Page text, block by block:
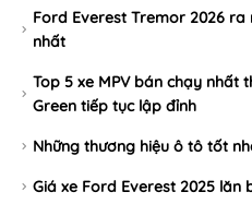
Ford Everest Tremor 2026
nhất
Top 5 xe MPV bán chạy nhất
Green tiếp tục lập đỉnh
Những thương hiệu ô tô tốt
Giá xe Ford Everest 2025 lăn